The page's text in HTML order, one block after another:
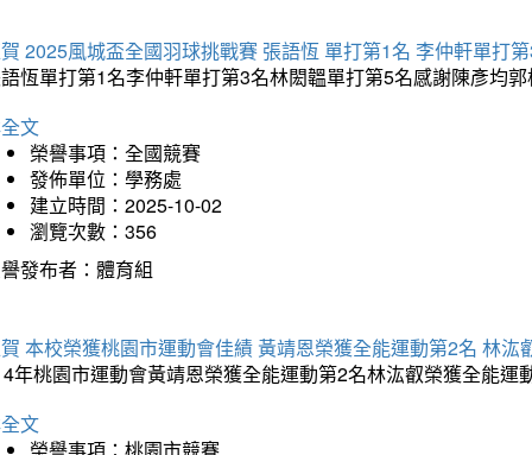
2025風城盃全國羽球挑戰賽 張語恆 單打第1名 李仲軒單打
恆單打第1名李仲軒單打第3名林閎韞單打第5名感謝陳彥均
文
榮譽事項：全國競賽
發佈單位：學務處
建立時間：2025-10-02
瀏覽次數：356
發布者：體育組
本校榮獲桃園市運動會佳績 黃靖恩榮獲全能運動第2名 林汯
年桃園市運動會黃靖恩榮獲全能運動第2名林汯叡榮獲全能運
文